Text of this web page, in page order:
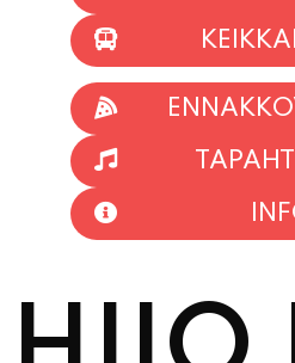
HIIO
KESÄKAUSI 2026